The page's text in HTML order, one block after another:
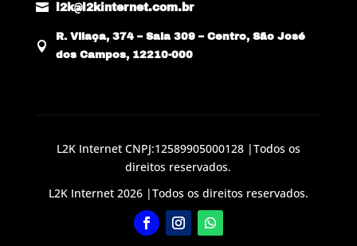
 l2k@l2kinternet.com.br

R. Vilaça, 374 – Sala 309 – Centro, São José
dos Campos, 12210-000
L2K Internet CNPJ:12589905000128 |Todos os
direitos reservados.
L2K Internet 2026 |Todos os direitos reservados.